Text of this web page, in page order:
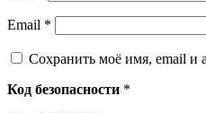
Email *
Сохранить моё имя, email и
Код безопасности *